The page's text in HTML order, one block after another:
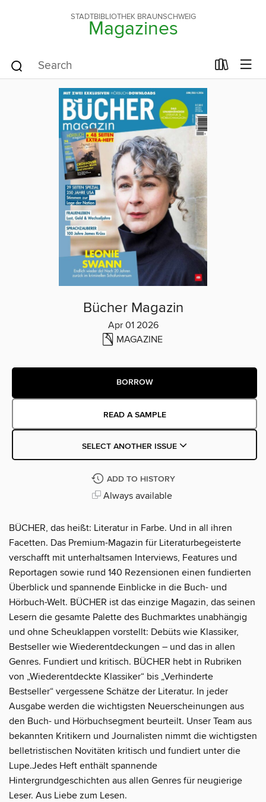
STADTBIBLIOTHEK BRAUNSCHWEIG
Magazines
Bücher Magazin
Apr 01 2026
MAGAZINE
BORROW
READ A SAMPLE
SELECT ANOTHER ISSUE
ADD TO HISTORY
Always available
BÜCHER, das heißt: Literatur in Farbe. Und in all ihren
Facetten. Das Premium-Magazin für Literaturbegeisterte
verschafft mit unterhaltsamen Interviews, Features und
Reportagen sowie rund 140 Rezensionen einen fundierten
Überblick und spannende Einblicke in die Buch- und
Hörbuch-Welt. BÜCHER ist das einzige Magazin, das seinen
Lesern die gesamte Palette des Buchmarktes unabhängig
und ohne Scheuklappen vorstellt: Debüts wie Klassiker,
Bestseller wie Wiederentdeckungen – und das in allen
Genres. Fundiert und kritisch. BÜCHER hebt in Rubriken
von „Wiederentdeckte Klassiker“ bis „Verhinderte
Bestseller“ vergessene Schätze der Literatur. In jeder
Ausgabe werden die wichtigsten Neuerscheinungen aus
den Buch- und Hörbuchsegment beurteilt. Unser Team aus
bekannten Kritikern und Journalisten nimmt die wichtigsten
belletristischen Novitäten kritisch und fundiert unter die
Lupe.Jedes Heft enthält spannende
Hintergrundgeschichten aus allen Genres für neugierige
Leser. Aus Liebe zum Lesen.